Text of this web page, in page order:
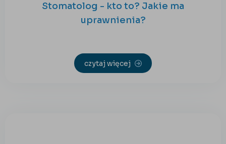
Stomatolog - kto to? Jakie ma
uprawnienia?
czytaj więcej